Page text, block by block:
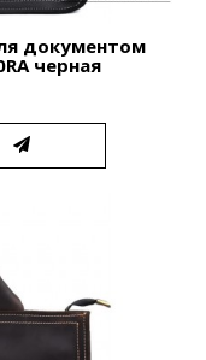
документом
черная